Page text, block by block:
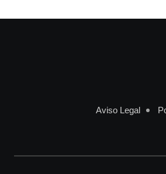
Aviso Legal